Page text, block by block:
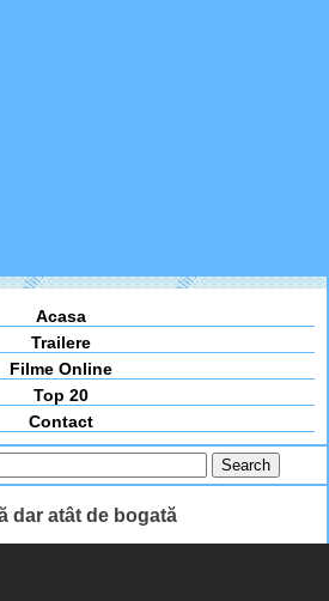
Acasa
Trailere
Filme Online
Top 20
Contact
dar atât de bogată